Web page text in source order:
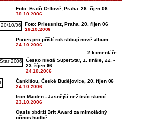
Foto: Bratři Orffové, Praha, 26. říjen 06
30.10.2006
Foto: Priessnitz, Praha, 20. říjen 06
29.10.2006
Pixies pro příští rok slibují nové album
24.10.2006
2 komentáře
Česko hledá SuperStar, 1. finále, 22. -
23. říjen 06
24.10.2006
Čankišou, České Budějovice, 20. říjen 06
24.10.2006
Iron Maiden - Jasnější než tisíc sluncí
23.10.2006
Oasis obdrží Brit Award za mimořádný
přínos hudbě